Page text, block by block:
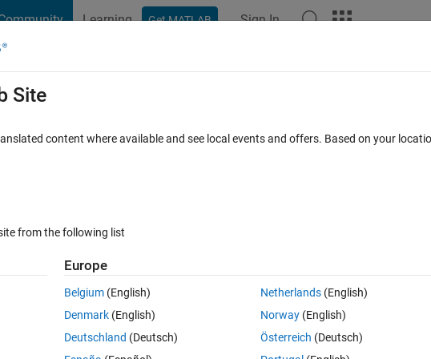
Learning Get MATLAB Sign In
MATLAB FAQs
時変パラメータを確​認する方法
Open in MATLAB Online 0 votes
answers/99007-
タがinterp1によってどのように補完されたかを確認する方法はないでしょうか。
Site
content where available and see local events and offers. Based on your
from the following list
Europe
Belgium (English)
Denmark (English)
Deutschland (Deutsch)
Netherlands(English)
Norway(English)
Österreich (Deutsch)